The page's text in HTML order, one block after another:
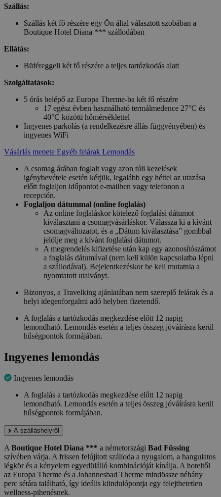
Szállás:
Szállás két fő részére egy Ön által választott szobában a
Boutique Hotel Diana *** szállodában
Ellátás:
Büféreggeli két fő részére a teljes tartózkodás alatt
Szolgáltatások:
5 órás belépő az Europa Therme-ba két fő részére
17 egész évben használható termálmedence 27°C és
40°C közötti hőmérséklettel
Ingyenes parkolás (a rendelkezésre állás függvényében) és
ingyenes WiFi
Vásárlás menete Egyéb felárak Lemondás
A csomag árában foglalt vagy azon túli kezelések
igénybevétele esetén kérjük, legalább egy héttel az utazása
előtt foglaljon időpontot e-mailben vagy telefonon a
recepción.
Foglaljon dátummal (online foglalás)
Az online foglaláskor kötelező foglalási dátumot
kiválasztani a csomagvásárláskor. Válassza ki a kívánt
csomagváltozatot, és a „Dátum kiválasztása” gombbal
jelölje meg a kívánt foglalási dátumot.
A megrendelés kifizetése után kap egy azonosítószámot
a foglalás dátumával (nem kell külön kapcsolatba lépni
a szállodával). Bejelentkezéskor be kell mutatnia a
nyomtatott utalványt.
Bizonyos, a Travelking ajánlatában nem szereplő felárak és a
helyi idegenforgalmi adó helyben fizetendő.
A foglalás a tartózkodás megkezdése előtt 12 napig
lemondható. Lemondás esetén a teljes összeg jóváírásra kerül
hűségpontok formájában.
Ingyenes lemondás
Ingyenes lemondás
A foglalás a tartózkodás megkezdése előtt 12 napig
lemondható. Lemondás esetén a teljes összeg jóváírásra kerül
hűségpontok formájában.
A szálláshelyről
A Boutique Hotel Diana *** a németországi Bad Füssing
szívében várja. A frissen felújított szálloda a nyugalom, a hangulatos
légkör és a kényelem egyedülálló kombinációját kínálja. A hoteltől
az Europa Therme és a Johannesbad Therme mindössze néhány
perc sétára található, így ideális kiindulópontja egy felejthetetlen
wellness-pihenésnek.